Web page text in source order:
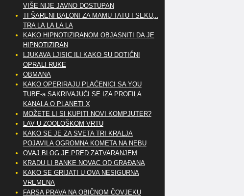
VIŠE NIJE JAVNO DOSTUPAN
TI ŠARENI BALONI ZA MAMU TATU I SEKU,..
TRA LA LA LA LA
KAKO HIPNOTIZIRANOM OBJASNITI DA JE
HIPNOTIZIRAN
LJUKAVA LJISIC ILI KAKO SU DOTIČNI
OPRALI RUKE
OBMANA
KAKO OPERIRAJU PLAĆENICI SA YOU
TUBE-a SAKRIVAJUĆI SE IZA PROFILA
KANALA O PLANETI X
MOŽETE LI SI KUPITI NOVI KOMPJUTER?
LAV U ZOOLOŠKOM VRTU
KAKO SE JE ZA SVETA TRI KRALJA
POJAVILA OGROMNA KOMETA NA NEBU
OVAJ BLOG JE PRED ZATVARANJEM
KRADU LI BANKE NOVAC OD GRAĐANA
KAKO SE GRIJATI U OVA NESIGURNA
VREMENA
FARSA PRAVA NA OBIČNOM ČOVJEKU